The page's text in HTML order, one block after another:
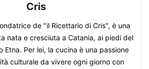
Cris
de "il Ricettario di Cris", è una
nata e cresciuta a Catania, ai piedi del
Etna. Per lei, la cucina è una passione
culturale da vivere ogni giorno con